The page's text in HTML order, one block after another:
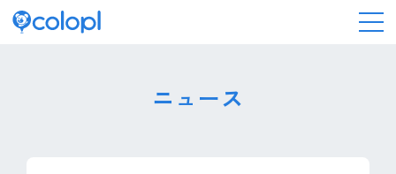
ニュース